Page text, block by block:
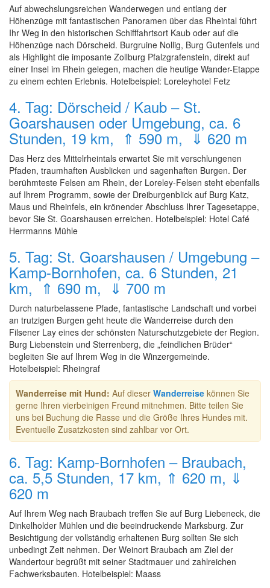
Auf abwechslungsreichen Wanderwegen und entlang der
Höhenzüge mit fantastischen Panoramen über das Rheintal führt
Ihr Weg in den historischen Schifffahrtsort Kaub oder auf die
Höhenzüge nach Dörscheid. Burgruine Nollig, Burg Gutenfels und
als Highlight die imposante Zollburg Pfalzgrafenstein, direkt auf
einer Insel im Rhein gelegen, machen die heutige Wander-Etappe
zu einem echten Erlebnis. Hotelbeispiel: Loreleyhotel Fetz
4. Tag: Dörscheid / Kaub – St.
Goarshausen oder Umgebung, ca. 6
Stunden, 19 km, ⇑ 590 m, ⇓ 620 m
Das Herz des Mittelrheintals erwartet Sie mit verschlungenen
Pfaden, traumhaften Ausblicken und sagenhaften Burgen. Der
berühmteste Felsen am Rhein, der Loreley-Felsen steht ebenfalls
auf Ihrem Programm, sowie der Dreiburgenblick auf Burg Katz,
Maus und Rheinfels, ein krönender Abschluss Ihrer Tagesetappe,
bevor Sie St. Goarshausen erreichen. Hotelbeispiel: Hotel Café
Herrmanns Mühle
5. Tag: St. Goarshausen / Umgebung –
Kamp-Bornhofen, ca. 6 Stunden, 21
km, ⇑ 690 m, ⇓ 700 m
Durch naturbelassene Pfade, fantastische Landschaft und vorbei
an trutzigen Burgen geht heute die Wanderreise durch den
Filsener Lay eines der schönsten Naturschutzgebiete der Region.
Burg Liebenstein und Sterrenberg, die „feindlichen Brüder“
begleiten Sie auf Ihrem Weg in die Winzergemeinde.
Hotelbeispiel: Rheingraf
Wanderreise mit Hund: Auf dieser Wanderreise können Sie
gerne Ihren vierbeinigen Freund mitnehmen. Bitte teilen Sie
uns bei Buchung die Rasse und die Größe Ihres Hundes mit.
Eventuelle Zusatzkosten sind zahlbar vor Ort.
6. Tag: Kamp-Bornhofen – Braubach,
ca. 5,5 Stunden, 17 km, ⇑ 620 m, ⇓
620 m
Auf Ihrem Weg nach Braubach treffen Sie auf Burg Liebeneck, die
Dinkelholder Mühlen und die beeindruckende Marksburg. Zur
Besichtigung der vollständig erhaltenen Burg sollten Sie sich
unbedingt Zeit nehmen. Der Weinort Braubach am Ziel der
Wandertour begrüßt mit seiner Stadtmauer und zahlreichen
Fachwerksbauten. Hotelbeispiel: Maass